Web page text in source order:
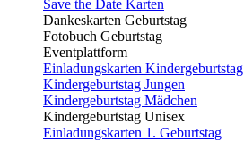
Save the Date Karten
Dankeskarten Geburtstag
Fotobuch Geburtstag
Eventplattform
Einladungskarten Kindergeburtstag
Kindergeburtstag Jungen
Kindergeburtstag Mädchen
Kindergeburtstag Unisex
Einladungskarten 1. Geburtstag